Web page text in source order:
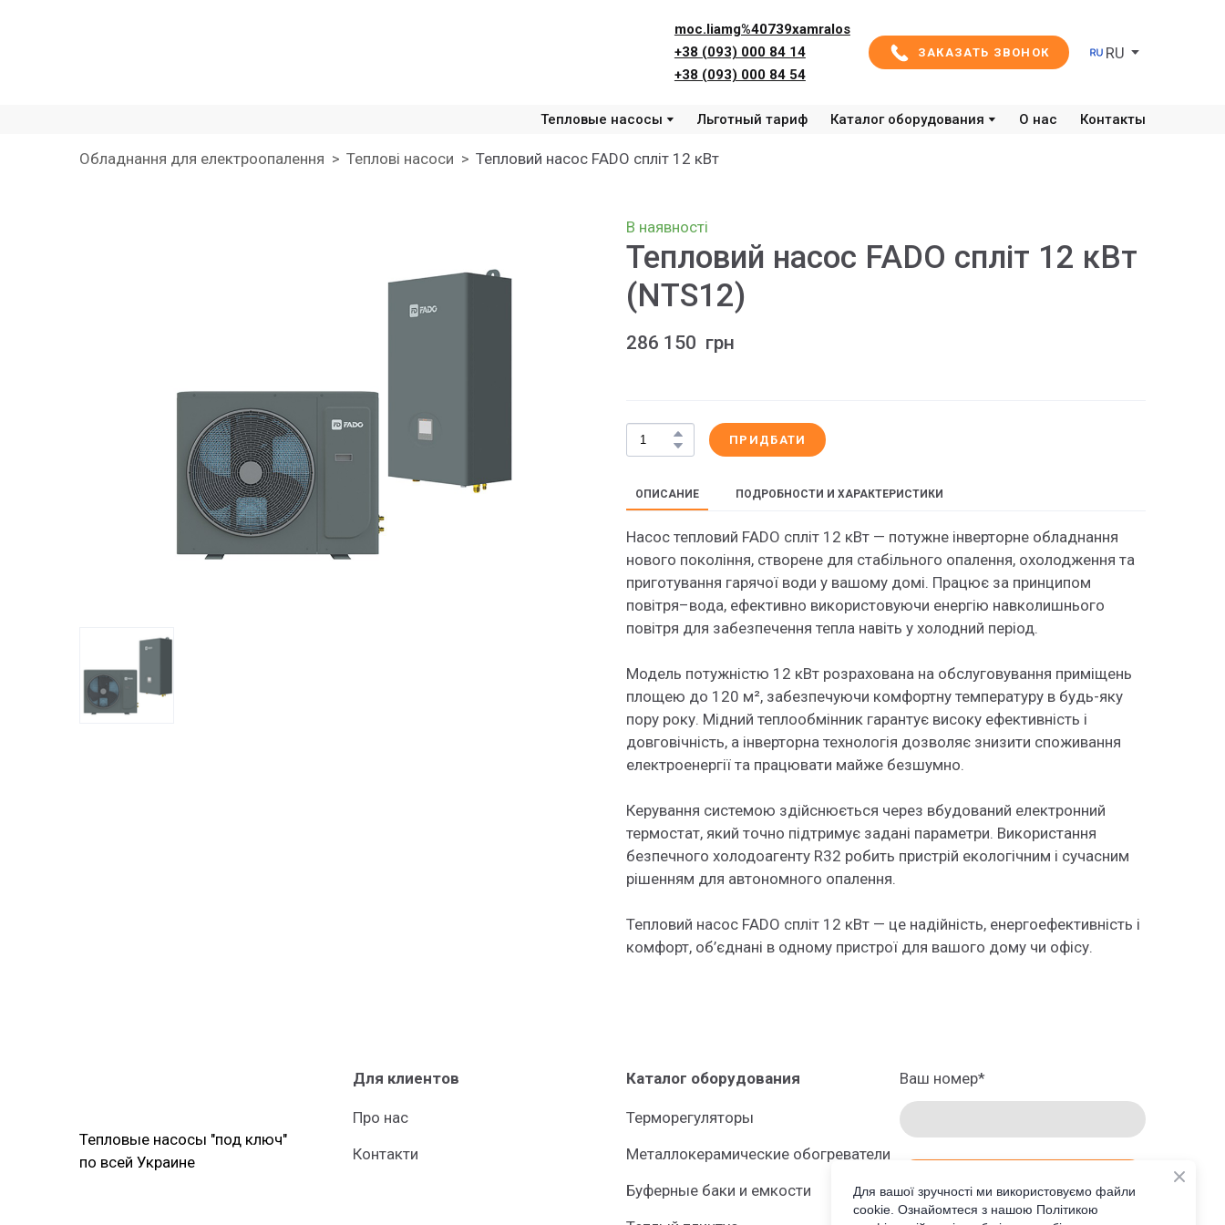
moc.liamg%40739xamralos
+38 (093) 000 84 14
+38 (093) 000 84 54
ЗАКАЗАТЬ ЗВОНОК RU
Тепловые насосы Льготный тариф Каталог оборудования О нас Контакты
Обладнання для електроопалення Теплові насоси Тепловий насос FADO спліт 12 кВт
В наявності
Тепловий насос FADO спліт 12 кВт
(NTS12)
286 150  грн
ПРИДБАТИ
ОПИСАНИЕ ПОДРОБНОСТИ И ХАРАКТЕРИСТИКИ
Насос тепловий FADO спліт 12 кВт — потужне інверторне обладнання
нового покоління, створене для стабільного опалення, охолодження та
приготування гарячої води у вашому домі. Працює за принципом
повітря–вода, ефективно використовуючи енергію навколишнього
повітря для забезпечення тепла навіть у холодний період.
Модель потужністю 12 кВт розрахована на обслуговування приміщень
площею до 120 м², забезпечуючи комфортну температуру в будь-яку
пору року. Мідний теплообмінник гарантує високу ефективність і
довговічність, а інверторна технологія дозволяє знизити споживання
електроенергії та працювати майже безшумно.
Керування системою здійснюється через вбудований електронний
термостат, який точно підтримує задані параметри. Використання
безпечного холодоагенту R32 робить пристрій екологічним і сучасним
рішенням для автономного опалення.
Тепловий насос FADO спліт 12 кВт — це надійність, енергоефективність і
комфорт, об’єднані в одному пристрої для вашого дому чи офісу.
Тепловые насосы "под ключ"
по всей Украине
Для клиентов
Про нас
Контакти
Каталог оборудования
Терморегуляторы
Металлокерамические обогреватели
Буферные баки и емкости
Ваш номер*
Для вашої зручності ми використовуємо файли
cookie. Ознайомтеся з нашою Політикою